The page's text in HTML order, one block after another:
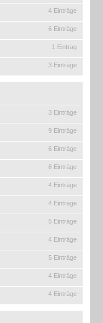
4 Einträge
6 Einträge
1 Eintrag
3 Einträge
3 Einträge
9 Einträge
6 Einträge
8 Einträge
4 Einträge
4 Einträge
5 Einträge
4 Einträge
5 Einträge
4 Einträge
4 Einträge